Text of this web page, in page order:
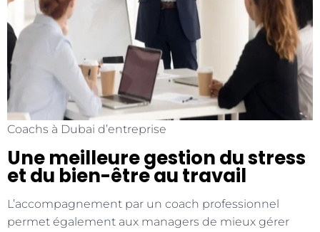
Coachs à Dubai d’entreprise
Une meilleure gestion du stress
et du bien-être au travail
L’accompagnement par un coach professionnel
permet également aux managers de mieux gérer